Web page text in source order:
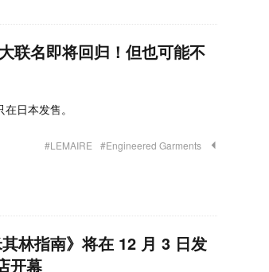
联名即将回归！但也可能不
日本发售。
#LEMAIRE #Engineered Garments
林指南》将在 12 月 3 日发
开幕